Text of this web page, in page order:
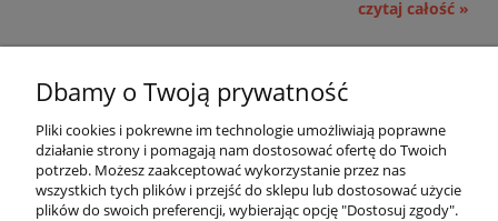
czytaj całość »
Płatności i dostawa
Dbamy o Twoją prywatność
Pliki cookies i pokrewne im technologie umożliwiają poprawne
działanie strony i pomagają nam dostosować ofertę do Twoich
potrzeb. Możesz zaakceptować wykorzystanie przez nas
wszystkich tych plików i przejść do sklepu lub dostosować użycie
plików do swoich preferencji, wybierając opcję "Dostosuj zgody".